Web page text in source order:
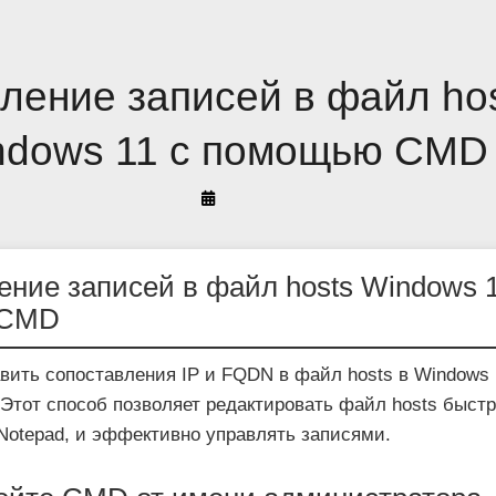
записей в файл
11 с помощью CMD
Автор
Akyüz
записей в файл hosts Windows
сопоставления IP и FQDN в файл hosts в Windows
способ позволяет редактировать файл hosts
и эффективно управлять записями.